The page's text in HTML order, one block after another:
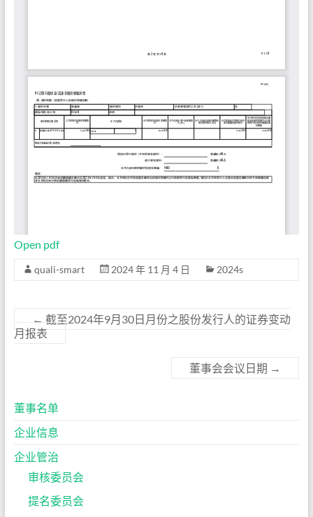
Open pdf
quali-smart 2024 年 11 月 4 日 2024s
← 截至2024年9月30日月份之股份发行人的证券变动
月报表
董事会会议日期 →
董事名单
企业信息
企业管治
审核委员会
提名委员会